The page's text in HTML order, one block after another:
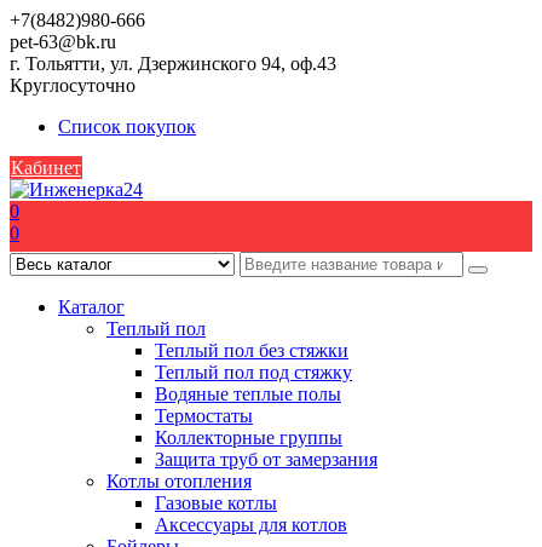
Skip
to
content
+7(8482)980-666
pet-63@bk.ru
г. Тольятти, ул. Дзержинского 94, оф.43
Круглосуточно
Список покупок
Кабинет
0
0
Каталог
Теплый пол
Теплый пол без стяжки
Теплый пол под стяжку
Водяные теплые полы
Термостаты
Коллекторные группы
Защита труб от замерзания
Котлы отопления
Газовые котлы
Аксессуары для котлов